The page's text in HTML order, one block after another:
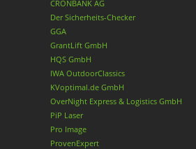
CRONBANK AG
Der Sicherheits-Checker
GGA
GrantLift GmbH
HQS GmbH
IWA OutdoorClassics
KVoptimal.de GmbH
OverNight Express & Logistics GmbH
PiP Laser
Pro Image
ProvenExpert